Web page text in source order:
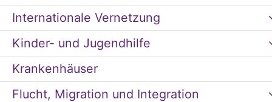
Internationale Vernetzung
Kinder- und Jugendhilfe
Krankenhäuser
Flucht, Migration und Integration